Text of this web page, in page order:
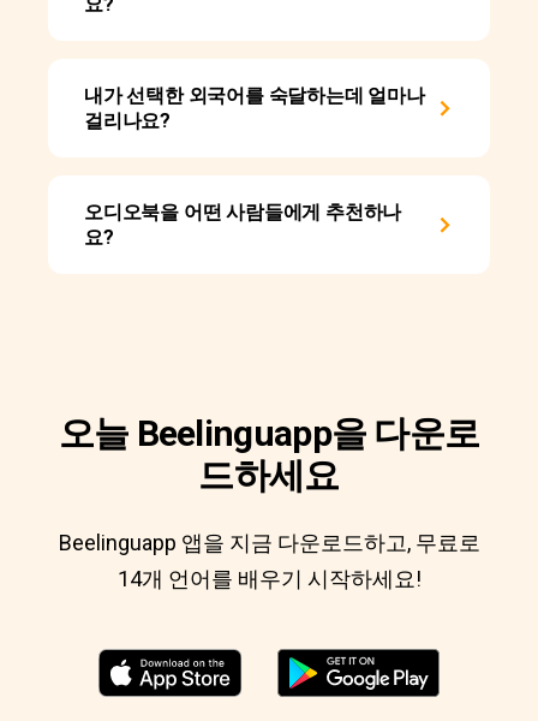
내가 선택한 외국어를 숙달하는데 얼마나
걸리나요?
오디오북을 어떤 사람들에게 추천하나
요?
오늘 Beelinguapp을 다운로
드하세요
Beelinguapp 앱을 지금 다운로드하고, 무료로
14개 언어를 배우기 시작하세요!